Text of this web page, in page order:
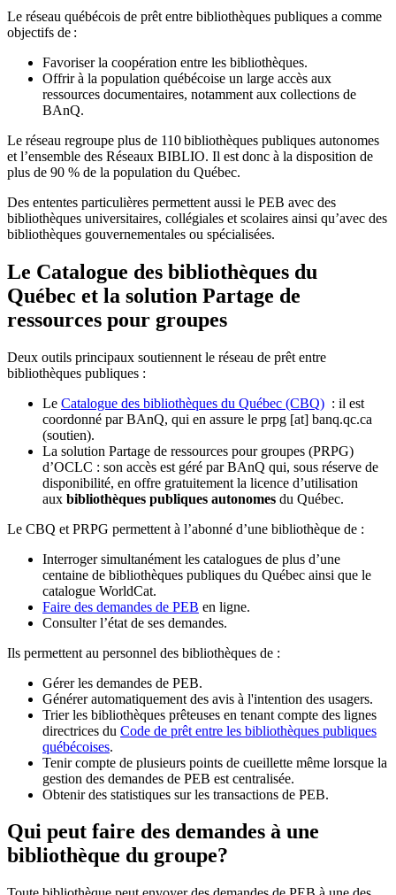
Le réseau québécois de prêt entre bibliothèques publiques a comme
objectifs de :
Favoriser la coopération entre les bibliothèques.
Offrir à la population québécoise un large accès aux
ressources documentaires, notamment aux collections de
BAnQ.
Le réseau regroupe plus de 110bibliothèques publiques autonomes
et l’ensemble des Réseaux BIBLIO. Il est donc à la disposition de
plus de 90 % de la population du Québec.
Des ententes particulières permettent aussi le PEB avec des
bibliothèques universitaires, collégiales et scolaires ainsi qu’avec des
bibliothèques gouvernementales ou spécialisées.
Le Catalogue des bibliothèques du
Québec et la solution Partage de
ressources pour groupes
Deux outils principaux soutiennent le réseau de prêt entre
bibliothèques publiques :
Le Catalogue des bibliothèques du Québec (CBQ) : il est
coordonné par BAnQ, qui en assure le prpg [at] banq.qc.ca
(soutien).
La solution Partage de ressources pour groupes (PRPG)
d’OCLC : son accès est géré par BAnQ qui, sous réserve de
disponibilité, en offre gratuitement la licence d’utilisation
aux bibliothèques publiques autonomes du Québec.
Le CBQ et PRPG permettent à l’abonné d’une bibliothèque de :
Interroger simultanément les catalogues de plus d’une
centaine de bibliothèques publiques du Québec ainsi que le
catalogue WorldCat.
Faire des demandes de PEB en ligne.
Consulter l’état de ses demandes.
Ils permettent au personnel des bibliothèques de :
Gérer les demandes de PEB.
Générer automatiquement des avis à l'intention des usagers.
Trier les bibliothèques prêteuses en tenant compte des lignes
directrices du Code de prêt entre les bibliothèques publiques
québécoises.
Tenir compte de plusieurs points de cueillette même lorsque la
gestion des demandes de PEB est centralisée.
Obtenir des statistiques sur les transactions de PEB.
Qui peut faire des demandes à une
bibliothèque du groupe?